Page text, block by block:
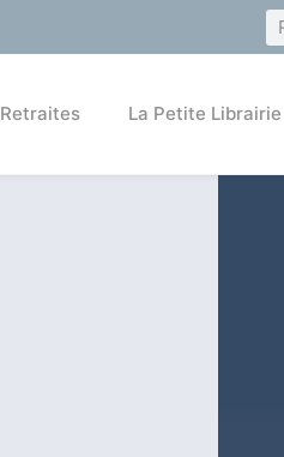
Retraites La Petite Librairie